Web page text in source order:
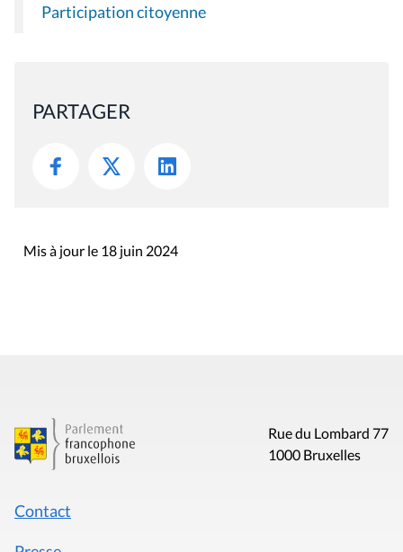
Participation citoyenne
PARTAGER
Mis à jour le 18 juin 2024
Rue du Lombard 77
1000 Bruxelles
Contact